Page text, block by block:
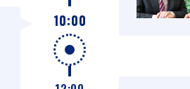
10:00